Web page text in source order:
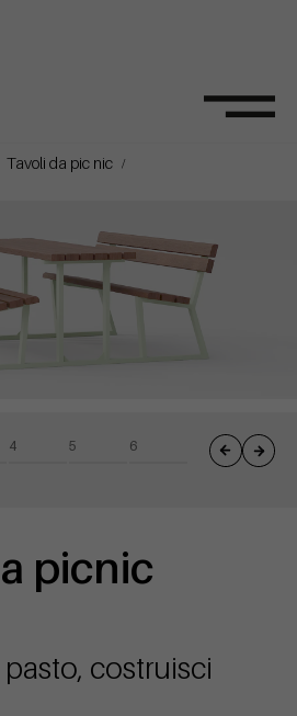
Tavoli da pic nic
picnic
costruisci